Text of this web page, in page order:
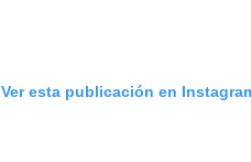
Ver esta publicación en